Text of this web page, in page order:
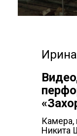
Камера,
Никита